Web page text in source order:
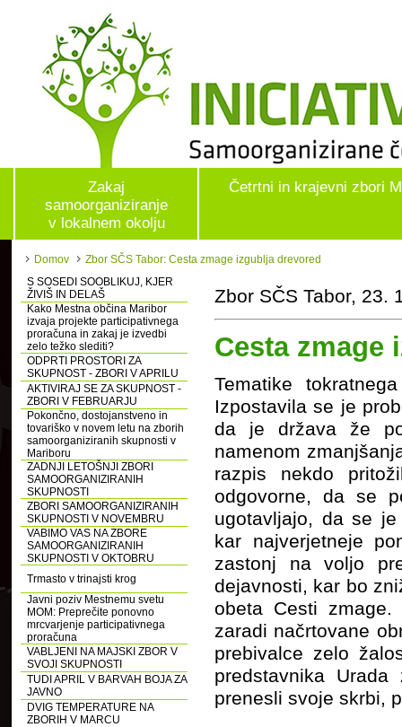
Zakaj
samoorganiziranje
v lokalnem okolju
Četrtni in krajevni zbori
Domov
Zbor SČS Tabor: Cesta zmage izgublja drevored
S SOSEDI SOOBLIKUJ, KJER
ŽIVIŠ IN DELAŠ
Kako Mestna občina Maribor
izvaja projekte participativnega
proračuna in zakaj je izvedbi
zelo težko slediti?
ODPRTI PROSTORI ZA
SKUPNOST - ZBORI V APRILU
AKTIVIRAJ SE ZA SKUPNOST -
ZBORI V FEBRUARJU
Pokončno, dostojanstveno in
tovariško v novem letu na zborih
samoorganiziranih skupnosti v
Mariboru
ZADNJI LETOŠNJI ZBORI
SAMOORGANIZIRANIH
SKUPNOSTI
ZBORI SAMOORGANIZIRANIH
SKUPNOSTI V NOVEMBRU
VABIMO VAS NA ZBORE
SAMOORGANIZIRANIH
SKUPNOSTI V OKTOBRU
Trmasto v trinajsti krog
Javni poziv Mestnemu svetu
MOM: Preprečite ponovno
mrcvarjenje participativnega
proračuna
VABLJENI NA MAJSKI ZBOR V
SVOJI SKUPNOSTI
TUDI APRIL V BARVAH BOJA ZA
JAVNO
DVIG TEMPERATURE NA
ZBORIH V MARCU
Zbor SČS Tabor, 23.
Cesta zmage
Tematike
Izpostavila se je
da je država že
namenom
razpis nekdo
odgovorne, da se
ugotavljajo, da se
kar najverjetneje
zastonj na voljo
dejavnosti, kar bo
obeta Cesti
zaradi načrtovane
prebivalce zelo
predstavnika
prenesli svoje skrbi,